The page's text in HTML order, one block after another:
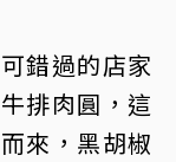
錯過的店家
排肉圓，這
來，黑胡椒